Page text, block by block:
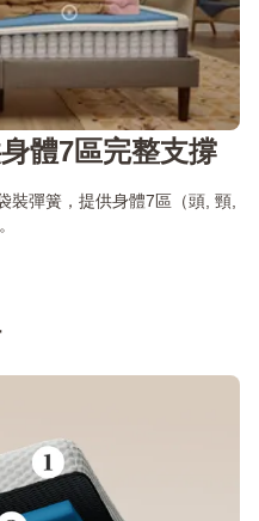
體7區完整支撐
裝彈簧，提供身體7區（頭, 頸,